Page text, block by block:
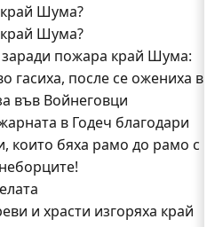
Шума?
и Део сред първите
край Шума (СНИМКИ)
в Годеч благодари
които бяха рамо до рамо с
и храсти изгоряха край
се хвърлиха в
(СНИМКИ/ВИДЕО)
Шума?
заради пожара край Шума:
гасиха, после се ожениха в
във Войнеговци
в Годеч благодари
които бяха рамо до рамо с
и храсти изгоряха край